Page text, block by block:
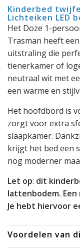
Kinderbed
Lichteiken LED
Het Doze 1-
Trasman heeft
uitstraling die
tienerkamer of
neutraal wit met
een warme en
Het hoofdbord is
zorgt voor extra
slaapkamer.
krijgt het bed een
nog moderner
Let op: dit
lattenbodem.
Je hebt hiervoor
Voordelen van